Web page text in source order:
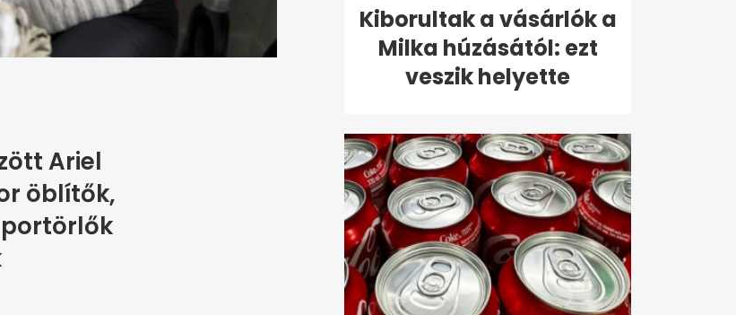
Ariel
öblítők,
Kiborultak a vásárlók a
Milka húzásától: ezt
veszik helyette